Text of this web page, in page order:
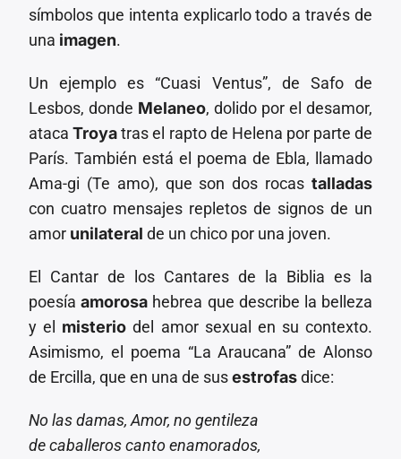
símbolos que intenta explicarlo todo a través de
una imagen.
Un ejemplo es “Cuasi Ventus”, de Safo de
Lesbos, donde Melaneo, dolido por el desamor,
atacaTroyatras el rapto de Helena por parte de
París. También está el poema de Ebla, llamado
Ama-gi (Te amo), que son dos rocas talladas
con cuatro mensajes repletos de signos de un
amor unilateral de un chico por una joven.
El Cantar de los Cantares de la Biblia es la
poesíaamorosa hebrea que describe la belleza
y el misterio del amor sexual en su contexto.
Asimismo, el poema “La Araucana” de Alonso
de Ercilla, que en una de susestrofasdice:
No las damas, Amor, no gentileza
de caballeros canto enamorados,